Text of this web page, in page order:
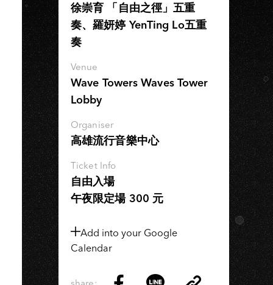
徐崇育 「自由之徑」五重
奏、羅妍婷 YenTing Lo五重
奏
Venue
Wave Towers Waves Tower
Lobby
Organiser
高雄流行音樂中心
Ticket Info
自由入場
午夜限定場 300 元
Add into your Google
Calendar